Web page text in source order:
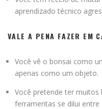
aprendizado técnico
VALE A PENA FAZER EM
Você vê o bonsai como
apenas como um objeto.
Você pretende ter muitos
ferramentas se dilui entre